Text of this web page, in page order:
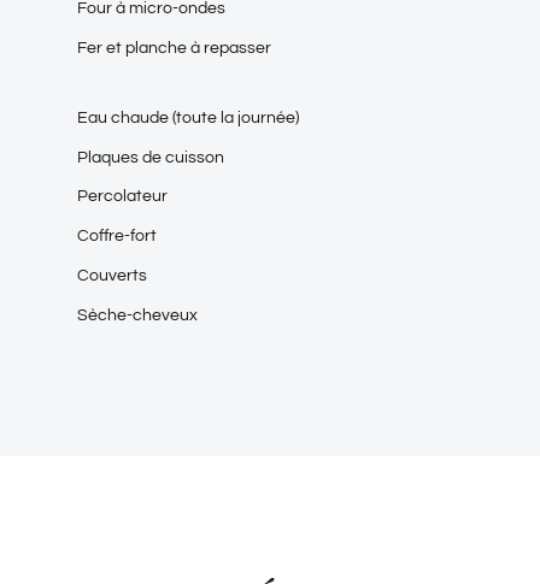
Four à micro-ondes
Fer et planche à repasser
Eau chaude (toute la journée)
Plaques de cuisson
Percolateur
Coffre-fort
Couverts
Sèche-cheveux